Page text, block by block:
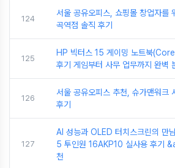
124
서울 공유오피스, 쇼핑몰 창업자를
곡역점 솔직 후기
125
HP 빅터스 15 게이밍 노트북
후기 게임부터 사무 업무까지 완벽
126
서울 공유오피스 추천, 슈가맨워크
후기
127
AI 성능과 OLED 터치스크린의 만
5 투인원 16AKP10 실사용 후기
천